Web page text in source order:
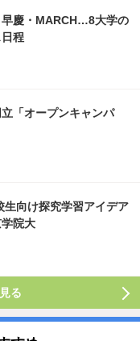
早慶・MARCH…8大学の
程
立「オープンキャンパ
生向け探究学習アイデア
院大
る